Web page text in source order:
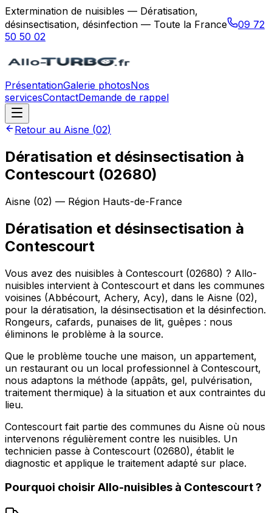
Extermination de nuisibles — Dératisation,
désinsectisation, désinfection — Toute la France
09 72
50 50 02
PrésentationGalerie photosNos
servicesContactDemande de rappel
Retour au Aisne (02)
Dératisation et désinsectisation à
Contescourt (02680)
Aisne (02) — Région Hauts-de-France
Dératisation et désinsectisation à
Contescourt
Vous avez des nuisibles à Contescourt (02680) ? Allo-
nuisibles intervient à Contescourt et dans les communes
voisines (Abbécourt, Achery, Acy), dans le Aisne (02),
pour la dératisation, la désinsectisation et la désinfection.
Rongeurs, cafards, punaises de lit, guêpes : nous
éliminons le problème à la source.
Que le problème touche une maison, un appartement,
un restaurant ou un local professionnel à Contescourt,
nous adaptons la méthode (appâts, gel, pulvérisation,
traitement thermique) à la situation et aux contraintes du
lieu.
Contescourt fait partie des communes du Aisne où nous
intervenons régulièrement contre les nuisibles. Un
technicien passe à Contescourt (02680), établit le
diagnostic et applique le traitement adapté sur place.
Pourquoi choisir Allo-nuisibles à Contescourt?